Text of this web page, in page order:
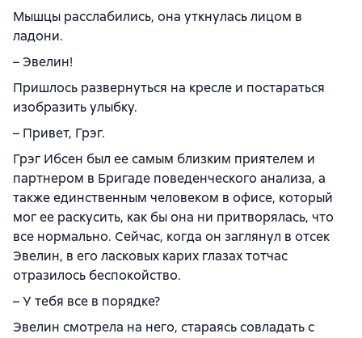
Мышцы расслабились, она уткнулась лицом в
ладони.
– Эвелин!
Пришлось развернуться на кресле и постараться
изобразить улыбку.
– Привет, Грэг.
Грэг Ибсен был ее самым близким приятелем и
партнером в Бригаде поведенческого анализа, а
также единственным человеком в офисе, который
мог ее раскусить, как бы она ни притворялась, что
все нормально. Сейчас, когда он заглянул в отсек
Эвелин, в его ласковых карих глазах тотчас
отразилось беспокойство.
– У тебя все в порядке?
Эвелин смотрела на него, стараясь совладать с